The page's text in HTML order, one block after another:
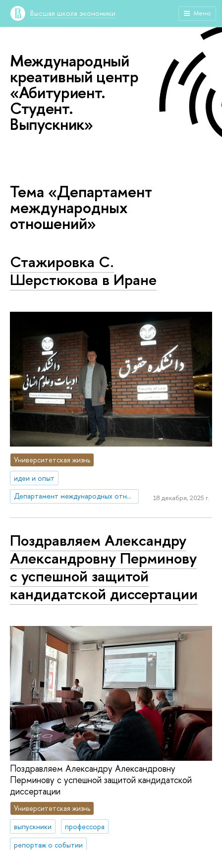
Высшая школа экономики Меню
Международный
креативный центр
«Абитуриент.
Студент.
Выпускник»
Тема «Департамент
международных
отношений»
Стажировка С.
Шерстюкова в Иране
Университетская жизнь
идеи и опыт
Департамент международных отношений
18 декабря, 2025 г.
Поздравляем Александру
Александровну Перминову
с успешной защитой
кандидатской диссертации
Поздравляем Александру Александровну
Перминову с успешной защитой кандидатской
диссертации
Университетская жизнь
выпускники
профессора
репортаж о событии